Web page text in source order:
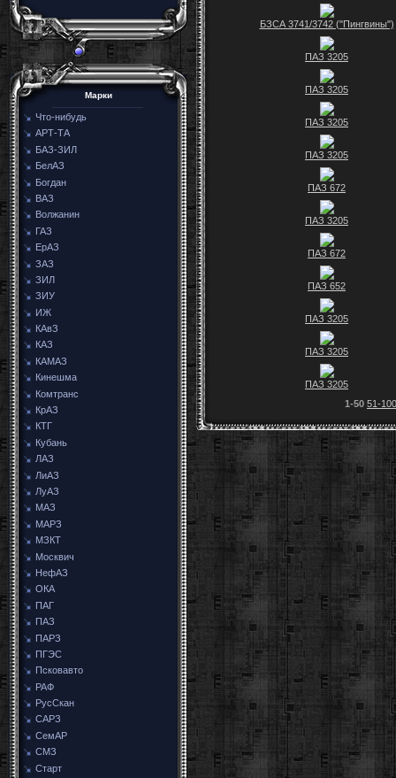
Марки
Что-нибудь
АРТ-ТА
БАЗ-ЗИЛ
БелАЗ
Богдан
ВАЗ
Волжанин
ГАЗ
ЕрАЗ
ЗАЗ
ЗИЛ
ЗИУ
ИЖ
КАвЗ
КАЗ
КАМАЗ
Кинешма
Комтранс
КрАЗ
КТГ
Кубань
ЛАЗ
ЛиАЗ
ЛуАЗ
МАЗ
МАРЗ
МЗКТ
Москвич
НефАЗ
ОКА
ПАГ
ПАЗ
ПАРЗ
ПГЭС
Псковавто
РАФ
РусСкан
САРЗ
СемАР
СМЗ
Старт
БЗСА 3741/3742 ("Пингвины")
ПАЗ 3205
ПАЗ 3205
ПАЗ 3205
ПАЗ 3205
ПАЗ 672
ПАЗ 3205
ПАЗ 672
ПАЗ 652
ПАЗ 3205
ПАЗ 3205
ПАЗ 3205
1-50 51-100